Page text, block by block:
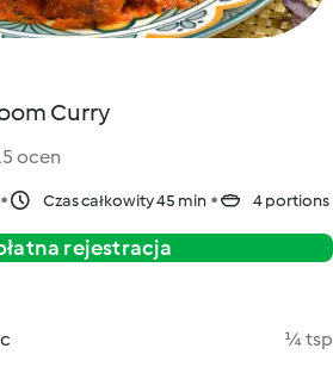
Curry
ocen
Czas całkowity 45 min 4 portions
rejestracja
¼ tsp